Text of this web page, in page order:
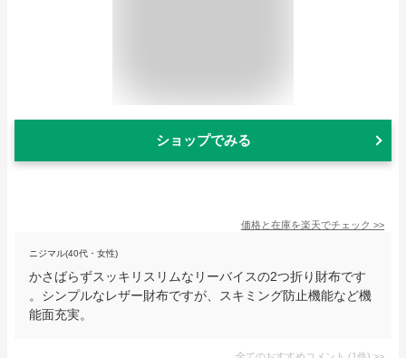
ショップでみる
価格と在庫を楽天でチェック >>
ニジマル(40代・女性)
かさばらずスッキリスリムなリーバイスの2つ折り財布です
。シンプルなレザー財布ですが、スキミング防止機能など機
能面充実。